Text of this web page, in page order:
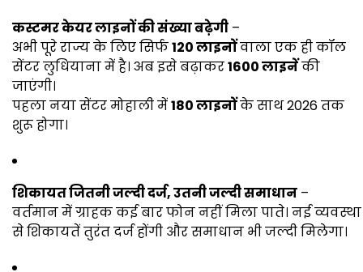
कस्टमर केयर लाइनों की संख्या बढ़ेगी –
अभी पूरे राज्य के लिए सिर्फ120 लाइनोंवाला एक ही कॉल
सेंटर लुधियाना में है। अब इसे बढ़ाकर1600 लाइनेंकी
जाएंगी।
पहला नया सेंटर मोहाली में180 लाइनोंके साथ 2026 तक
शुरू होगा।
शिकायत जितनी जल्दी दर्ज, उतनी जल्दी समाधान –
वर्तमान में ग्राहक कई बार फोन नहीं मिला पाते। नई व्यवस्था
से शिकायतें तुरंत दर्ज होंगी और समाधान भी जल्दी मिलेगा।